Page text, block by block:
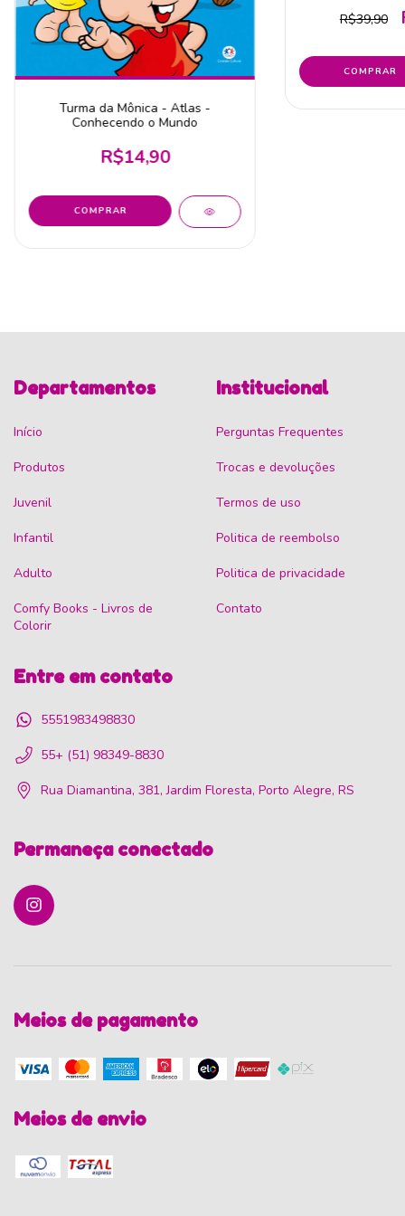
Turma da Mônica - Atlas -
Conhecendo o Mundo
R$14,90
R$39,90
Departamentos
Início
Produtos
Juvenil
Infantil
Adulto
Comfy Books - Livros de
Colorir
Institucional
Perguntas Frequentes
Trocas e devoluções
Termos de uso
Politica de reembolso
Politica de privacidade
Contato
Entre em contato
5551983498830
55+ (51) 98349-8830
Rua Diamantina, 381, Jardim Floresta, Porto Alegre, RS
Permaneça conectado
Meios de pagamento
Meios de envio